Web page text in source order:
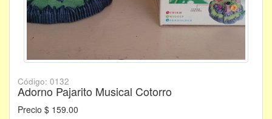
Código: 0132
Adorno Pajarito Musical Cotorro
Precio $ 159.00